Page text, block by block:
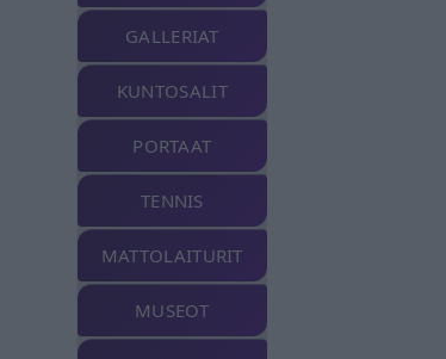
GALLERIAT
KUNTOSALIT
PORTAAT
TENNIS
MATTOLAITURIT
MUSEOT